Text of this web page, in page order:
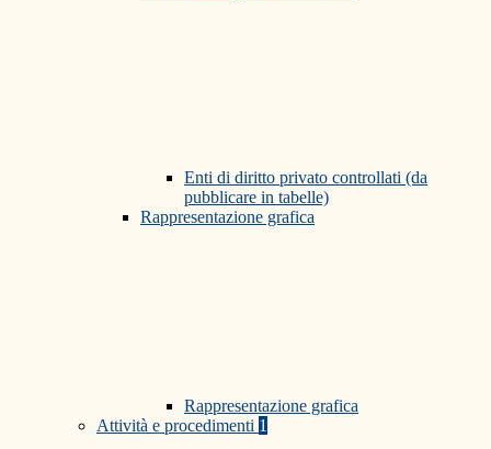
Enti di diritto privato controllati (da
pubblicare in tabelle)
Rappresentazione grafica
Rappresentazione grafica
Attività e procedimenti 1